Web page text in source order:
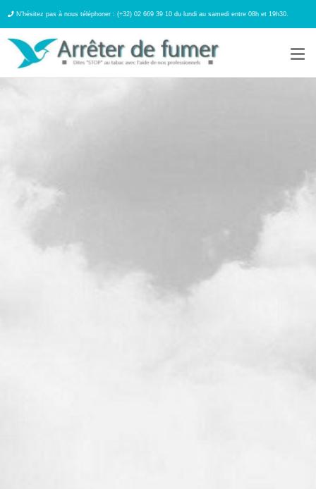
N’hésitez pas à nous téléphoner : (+32) 02 669 39 10 du lundi au samedi entre 08h et 19h30.